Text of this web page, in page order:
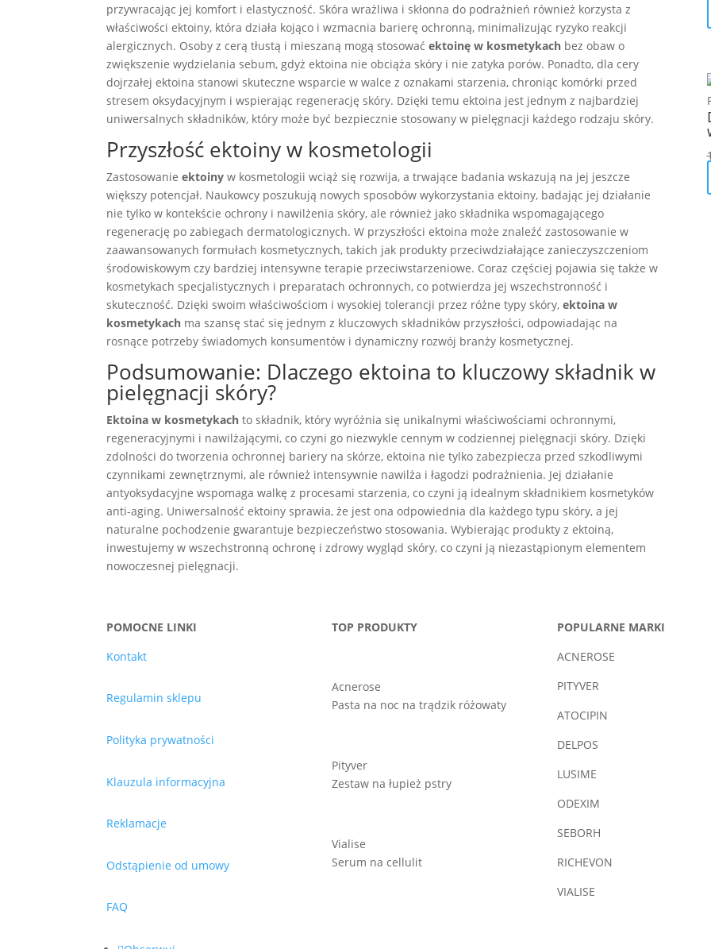
przywracając jej komfort i elastyczność. Skóra wrażliwa i skłonna do podrażnień również korzysta z
właściwości ektoiny, która działa kojąco i wzmacnia barierę ochronną, minimalizując ryzyko reakcji
alergicznych. Osoby z cerą tłustą i mieszaną mogą stosowaćektoinę w kosmetykach bez obaw o
zwiększenie wydzielania sebum, gdyż ektoina nie obciąża skóry i nie zatyka porów. Ponadto, dla cery
dojrzałej ektoina stanowi skuteczne wsparcie w walce z oznakami starzenia, chroniąc komórki przed
stresem oksydacyjnym i wspierając regenerację skóry. Dzięki temu ektoina jest jednym z najbardziej
uniwersalnych składników, który może być bezpiecznie stosowany w pielęgnacji każdego rodzaju skóry.
Przyszłość ektoiny w kosmetologii
Zastosowanieektoiny w kosmetologii wciąż się rozwija, a trwające badania wskazują na jej jeszcze
większy potencjał. Naukowcy poszukują nowych sposobów wykorzystania ektoiny, badając jej działanie
nie tylko w kontekście ochrony i nawilżenia skóry, ale również jako składnika wspomagającego
regenerację po zabiegach dermatologicznych. W przyszłości ektoina może znaleźć zastosowanie w
zaawansowanych formułach kosmetycznych, takich jak produkty przeciwdziałające zanieczyszczeniom
środowiskowym czy bardziej intensywne terapie przeciwstarzeniowe. Coraz częściej pojawia się także w
kosmetykach specjalistycznych i preparatach ochronnych, co potwierdza jej wszechstronność i
skuteczność. Dzięki swoim właściwościom i wysokiej tolerancji przez różne typy skóry,ektoina w
kosmetykach ma szansę stać się jednym z kluczowych składników przyszłości, odpowiadając na
rosnące potrzeby świadomych konsumentów i dynamiczny rozwój branży kosmetycznej.
Podsumowanie: Dlaczego ektoina to kluczowy składnik w
pielęgnacji skóry?
Ektoina w kosmetykach to składnik, który wyróżnia się unikalnymi właściwościami ochronnymi,
regeneracyjnymi i nawilżającymi, co czyni go niezwykle cennym w codziennej pielęgnacji skóry. Dzięki
zdolności do tworzenia ochronnej bariery na skórze, ektoina nie tylko zabezpiecza przed szkodliwymi
czynnikami zewnętrznymi, ale również intensywnie nawilża i łagodzi podrażnienia. Jej działanie
antyoksydacyjne wspomaga walkę z procesami starzenia, co czyni ją idealnym składnikiem kosmetyków
anti-aging. Uniwersalność ektoiny sprawia, że jest ona odpowiednia dla każdego typu skóry, a jej
naturalne pochodzenie gwarantuje bezpieczeństwo stosowania. Wybierając produkty z ektoiną,
inwestujemy w wszechstronną ochronę i zdrowy wygląd skóry, co czyni ją niezastąpionym elementem
nowoczesnej pielęgnacji.
POMOCNE LINKI
Kontakt
Regulamin sklepu
Polityka prywatności
Klauzula informacyjna
Reklamacje
Odstąpienie od umowy
FAQ
TOP PRODUKTY
Acnerose
Pasta na noc na trądzik różowaty
Pityver
Zestaw na łupież pstry
Vialise
Serum na cellulit
POPULARNE MARKI
ACNEROSE
PITYVER
ATOCIPIN
DELPOS
LUSIME
ODEXIM
SEBORH
RICHEVON
VIALISE